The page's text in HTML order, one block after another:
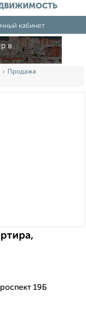
кабинет
в
Продажа
19Б